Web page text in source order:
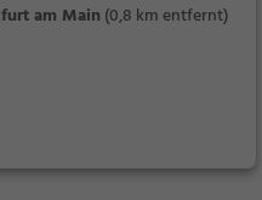
am Main (0,8 km entfernt)